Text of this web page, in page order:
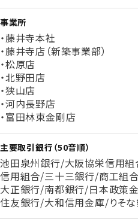
事業所
・藤井寺本社
・藤井寺店（新築事業部）
・松原店
・北野田店
・狭山店
・河内長野店
・富田林東金剛店
主要取引銀行（50音順）
池田泉州銀行/大阪協栄信用
信用組合/三十三銀行/商工組
大正銀行/南都銀行/日本政策
住友銀行/大和信用金庫/りそ